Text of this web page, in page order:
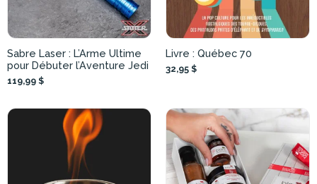
Sabre Laser : L’Arme Ultime
pour Débuter l’Aventure Jedi
119,99 $
Livre : Québec 70
32,95 $